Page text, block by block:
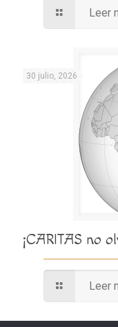
Leer
30 julio, 2026
¡CARITAS no
Leer